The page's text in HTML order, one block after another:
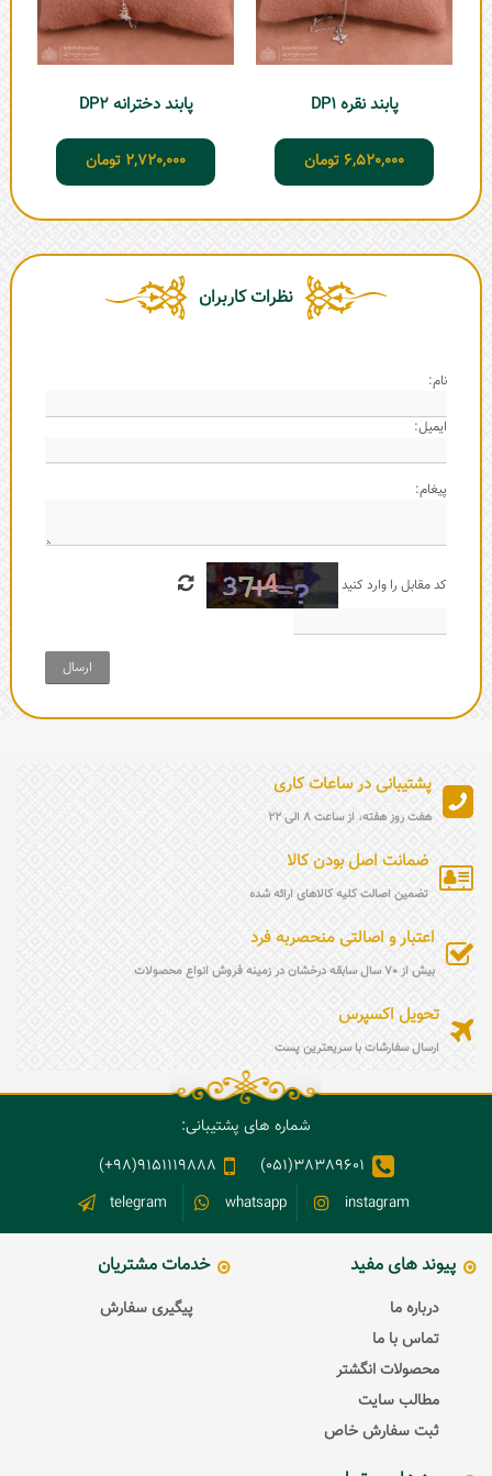
پابند نقره DP1
6,520,000 تومان
پابند دخترانه DP2
2,720,000 تومان
نظرات کاربران
نام:
ایمیل:
پیغام:
کد مقابل را وارد کنید
ارسال
پشتیبانی در ساعات کاری
هفت روز هفته، از ساعت 8 الی 22
ضمانت اصل بودن کالا
تضمین اصالت کلیه کالاهای ارائه شده
اعتبار و اصالتی منحصربه فرد
بیش از 70 سال سابقه درخشان در زمینه فروش انواع محصولات
تحویل اکسپرس
ارسال سفارشات با سریعترین پست
شماره های پشتیبانی:
38389601(051)
9151119888(98+)
instagram
whatsapp
telegram
پیوند های مفید
درباره ما
تماس با ما
محصولات انگشتر
مطالب سایت
ثبت سفارش خاص
خدمات مشتریان
پیگیری سفارش